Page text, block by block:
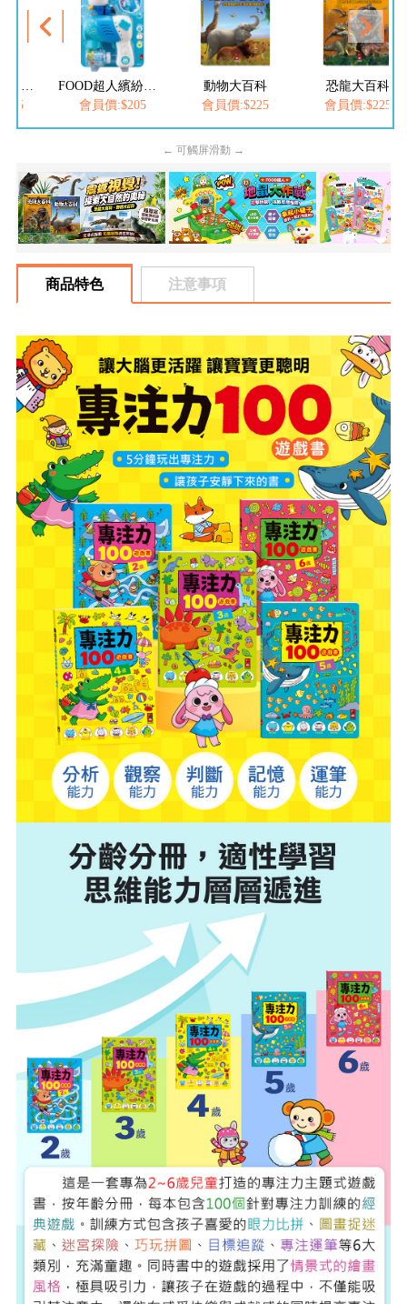
會員價:$205
動物大百科
會員價:$225
恐龍大百科
會員價:$225
← 可觸屏滑動 →
商品特色 注意事項